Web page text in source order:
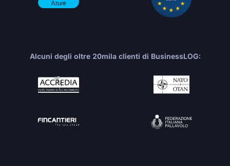
Alcuni degli oltre 20mila clienti di BusinessLOG: